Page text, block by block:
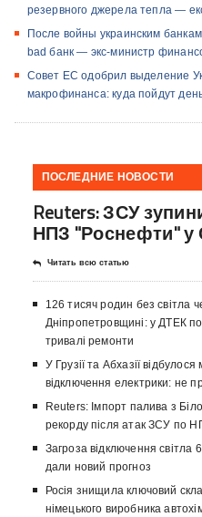
резервного джерела тепла —
После войны украинским
bad банк — экс-министр
Совет ЕС одобрил выделение
макрофинанса: куда пойдут
ПОСЛЕДНИЕ НОВОСТИ
Reuters: ЗСУ
НПЗ "Роснефти" у
Читать всю статью
126 тисяч родин без світла
Дніпропетровщині: у ДТЕК
тривалі ремонти
У Грузії та Абхазії
відключення електрики: не
Reuters: Імпорт палива з
рекорду після атак ЗСУ по
Загроза відключення світла
дали новий прогноз
Росія знищила ключовий
німецького виробника